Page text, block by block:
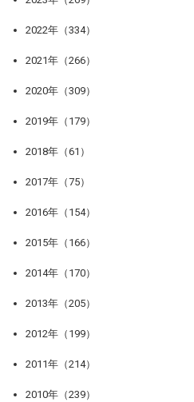
2022年（334）
2021年（266）
2020年（309）
2019年（179）
2018年（61）
2017年（75）
2016年（154）
2015年（166）
2014年（170）
2013年（205）
2012年（199）
2011年（214）
2010年（239）